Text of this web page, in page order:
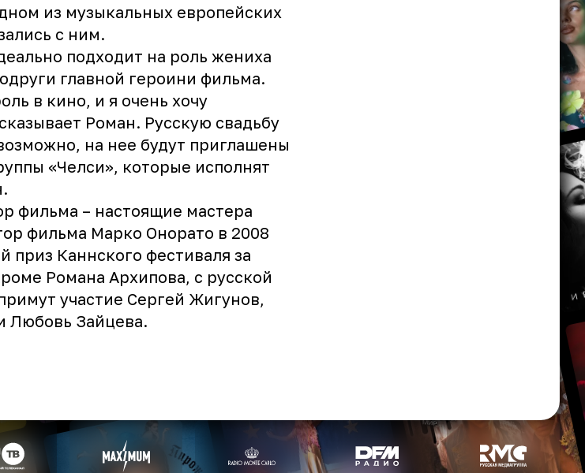
из музыкальных европейских
с ним.
подходит на роль жениха
главной героини фильма.
в кино, и я очень хочу
Роман. Русскую свадьбу
на нее будут приглашены
«Челси», которые исполнят
фильма – настоящие мастера
фильма Марко Онорато в 2008
приз Каннского фестиваля за
Романа Архипова, с русской
участие Сергей Жигунов,
Любовь Зайцева.